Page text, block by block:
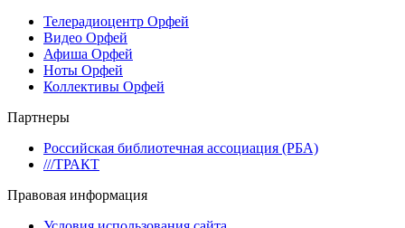
Телерадиоцентр Орфей
Видео Орфей
Афиша Орфей
Ноты Орфей
Коллективы Орфей
Партнеры
Российская библиотечная ассоциация (РБА)
///ТРАКТ
Правовая информация